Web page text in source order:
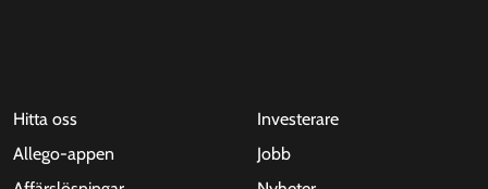
Hitta oss
Allego-appen
Investerare
Jobb